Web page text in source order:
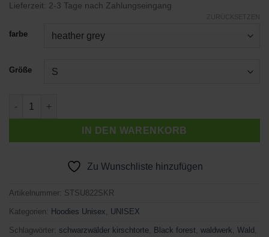
Lieferzeit: 2-3 Tage nach Zahlungseingang
farbe
Größe
SCHWAKI RELOADED Menge
IN DEN WARENKORB
Zu Wunschliste hinzufügen
Artikelnummer: STSU822SKR
Kategorien: Hoodies Unisex, UNISEX
Schlagwörter: schwarzwälder kirschtorte, Black forest, waldwerk, Wald ,